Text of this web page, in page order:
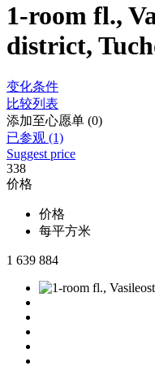
1-room fl.,
district,
变化条件
比较列表
添加至心愿单 (0)
已参观 (1)
Suggest price
338
价格
价格
每平方米
1 639 884